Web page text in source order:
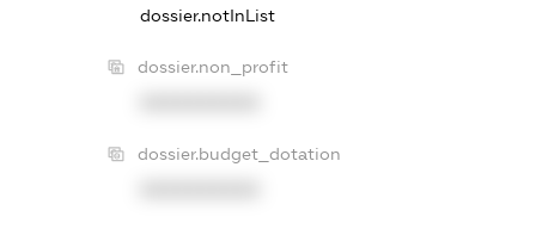
dossier.notInList
dossier.non_profit
dossier.budget_dotation